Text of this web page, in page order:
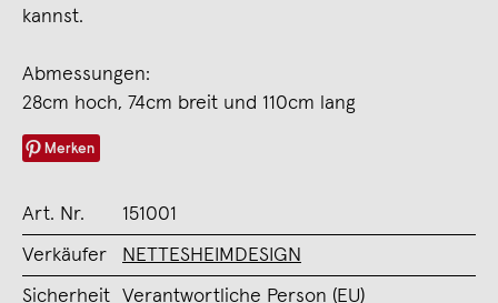
kannst.
Abmessungen:
28cm hoch, 74cm breit und 110cm lang
Merken
Art. Nr. 151001
Verkäufer NETTESHEIMDESIGN
Sicherheit Verantwortliche Person (EU)